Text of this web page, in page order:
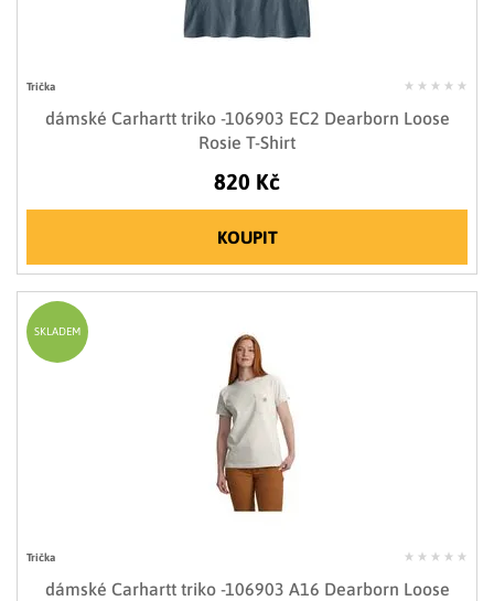
Trička
dámské Carhartt triko -106903 EC2 Dearborn Loose
Rosie T-Shirt
820 Kč
KOUPIT
Trička
dámské Carhartt triko -106903 A16 Dearborn Loose
SKLADEM